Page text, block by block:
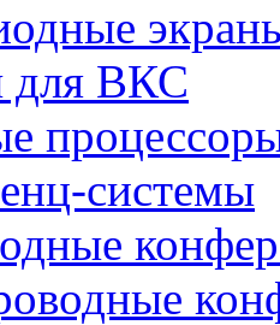
для ВКС
системы